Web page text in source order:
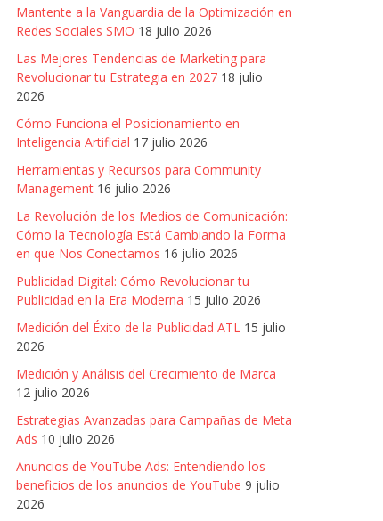
Mantente a la Vanguardia de la Optimización en
Redes Sociales SMO 18 julio 2026
Las Mejores Tendencias de Marketing para
Revolucionar tu Estrategia en 2027 18 julio
2026
Cómo Funciona el Posicionamiento en
Inteligencia Artificial 17 julio 2026
Herramientas y Recursos para Community
Management 16 julio 2026
La Revolución de los Medios de Comunicación:
Cómo la Tecnología Está Cambiando la Forma
en que Nos Conectamos 16 julio 2026
Publicidad Digital: Cómo Revolucionar tu
Publicidad en la Era Moderna 15 julio 2026
Medición del Éxito de la Publicidad ATL 15 julio
2026
Medición y Análisis del Crecimiento de Marca
12 julio 2026
Estrategias Avanzadas para Campañas de Meta
Ads 10 julio 2026
Anuncios de YouTube Ads: Entendiendo los
beneficios de los anuncios de YouTube 9 julio
2026